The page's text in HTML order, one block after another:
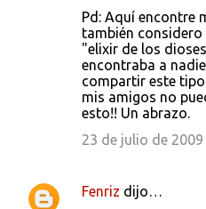
Pd: Aquí encontre
también considero
"elixir de los
encontraba a
compartir este
mis amigos no
esto!! Un abrazo.
23 de julio de 2009
Fenriz dijo…